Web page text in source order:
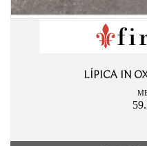
LÍPICA IN